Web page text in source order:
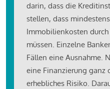
darin, dass die
stellen, dass
Immobilienkosten
müssen. Einzelne
Fällen eine Ausnahme.
eine Finanzierung ganz
erhebliches Risiko.